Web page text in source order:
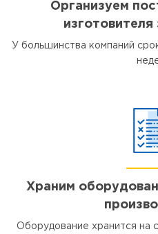
Организуем
У большинства компаний
Храним
Оборудование хранится на